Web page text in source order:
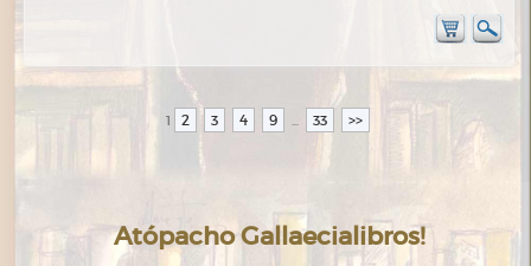
1 2 3 4 9 ... 33 >>
Atópacho Gallaecialibros!